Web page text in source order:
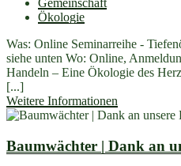
Gemeinschaft
Ökologie
Was: Online Seminarreihe -
siehe unten Wo: Online,
Handeln – Eine Ökologie des
[...]
Weitere Informationen
Baumwächter | Dank an